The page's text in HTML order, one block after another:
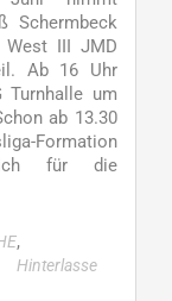
Schermbeck
West III JMD
Ab 16 Uhr
Turnhalle um
ab 13.30
Formation
sich für die
,
Hinterlasse